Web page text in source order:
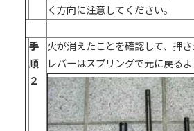
く方向に注意してください。
手
順
２
火が消えたことを確認して、押
レバーはスプリングで元に戻る